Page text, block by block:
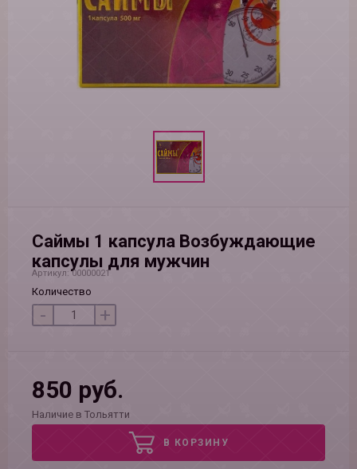
Саймы 1 капсула Возбуждающие
капсулы для мужчин
Артикул: 00000021
Количество
- +
850 руб.
Наличие в Тольятти
В КОРЗИНУ